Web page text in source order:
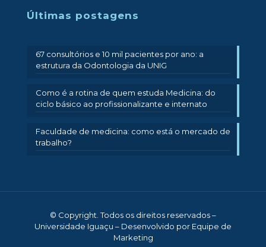
Últimas postagens
67 consultórios e 10 mil pacientes por ano: a
estrutura da Odontologia da UNIG
Como é a rotina de quem estuda Medicina: do
ciclo básico ao profissionalizante e internato
Faculdade de medicina: como está o mercado de
trabalho?
© Copyright. Todos os direitos reservados –
Universidade Iguaçu – Desenvolvido por Equipe de
Marketing